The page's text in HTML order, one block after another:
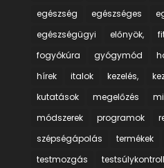
egészség
egészséges
egészségügyi
előnyök,
fogyókúra
gyógymód
hírek
italok kezelés,
kutatások
megelőzés
módszerek
programok
szépségápolás
termékek
testmozgás